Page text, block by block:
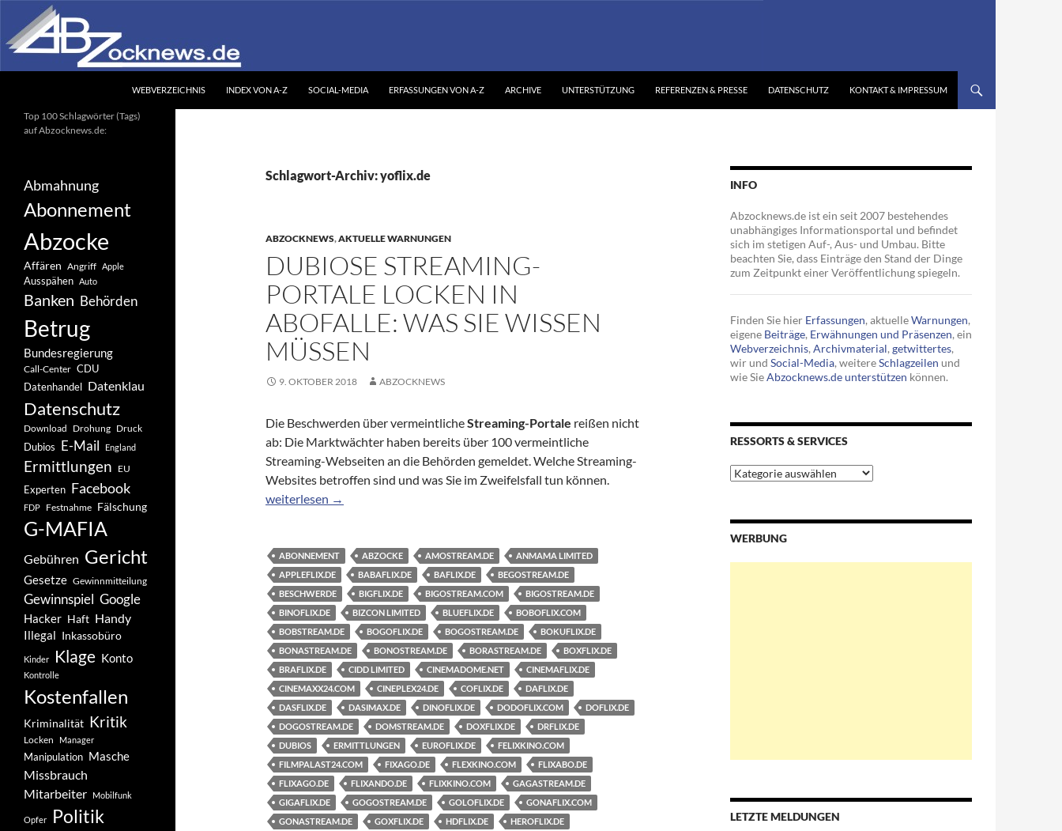
Inhalt
springen
WEBVERZEICHNIS INDEX VON A-Z SOCIAL-MEDIA ERFASSUNGEN VON A-Z ARCHIVE UNTERSTÜTZUNG REFERENZEN & PRESSE DATENSCHUTZ KONTAKT & IMPRESSUM
Schlagwort-Archiv: yoflix.de
ABZOCKNEWS,AKTUELLE WARNUNGEN
DUBIOSE STREAMING-
PORTALE LOCKEN IN
ABOFALLE: WAS SIE WISSEN
MÜSSEN
9. OKTOBER 2018 ABZOCKNEWS
Die Beschwerden über vermeintlicheStreaming-Portale reißen nicht
ab: Die Marktwächter haben bereits über 100 vermeintliche
Streaming-Webseiten an die Behörden gemeldet. Welche Streaming-
Websites betroffen sind und was Sie im Zweifelsfall tun können.
Dubiose Streaming-Portale locken in Abofalle: Was Sie wissen müssen
weiterlesen →
ABONNEMENT ABZOCKE AMOSTREAM.DE
ANMAMA LIMITED
APPLEFLIX.DE
BABAFLIX.DE BAFLIX.DE
BEGOSTREAM.DE
BESCHWERDE
BIGFLIX.DE BIGOSTREAM.COM
BIGOSTREAM.DE
BINOFLIX.DE
BIZCON LIMITED BLUEFLIX.DE
BOBOFLIX.COM
BOBSTREAM.DE
BOGOFLIX.DE BOGOSTREAM.DE
BOKUFLIX.DE
BONASTREAM.DE
BONOSTREAM.DE BORASTREAM.DE
BOXFLIX.DE
BRAFLIX.DE
CIDD LIMITED CINEMADOME.NET
CINEMAFLIX.DE
CINEMAXX24.COM
CINEPLEX24.DE COFLIX.DE
DAFLIX.DE
DASFLIX.DE
DASIMAX.DE DINOFLIX.DE DODOFLIX.COM
DOFLIX.DE
DOGOSTREAM.DE
DOMSTREAM.DE DOXFLIX.DE
DRFLIX.DE
DUBIOS
ERMITTLUNGEN EUROFLIX.DE
FELIXKINO.COM
FILMPALAST24.COM
FIXAGO.DE FLEXKINO.COM
FLIXABO.DE
FLIXAGO.DE
FLIXANDO.DE FLIXKINO.COM
GAGASTREAM.DE
GIGAFLIX.DE
GOGOSTREAM.DE GOLOFLIX.DE
GONAFLIX.COM
GONASTREAM.DE
GOXFLIX.DE HDFLIX.DE
HEROFLIX.DE
INFO
Abzocknews.de ist ein seit 2007 bestehendes
unabhängiges Informationsportal und befindet
sich im stetigen Auf-, Aus- und Umbau. Bitte
beachten Sie, dass Einträge den Stand der Dinge
zum Zeitpunkt einer Veröffentlichung spiegeln.
Finden Sie hier Erfassungen, aktuelleWarnungen,
eigene Beiträge, Erwähnungen und Präsenzen, ein
Webverzeichnis, Archivmaterial, getwittertes,
wir und Social-Media, weitereSchlagzeilen und
wie SieAbzocknews.de unterstützen können.
RESSORTS & SERVICES
Ressorts
&
WERBUNG
LETZTE MELDUNGEN
Ihr unabhängiges
Informationsportal
Top 100 Schlagwörter (Tags)
auf Abzocknews.de:
Abmahnung
Abonnement
Abzocke
Affären Angriff Apple
Ausspähen Auto
Banken Behörden
Betrug
Bundesregierung
Call-Center CDU
Datenhandel Datenklau
Datenschutz
Download Drohung Druck
Dubios E-Mail England
Ermittlungen EU
Experten Facebook
FDP Festnahme Fälschung
G-MAFIA
Gebühren Gericht
Gesetze Gewinnmitteilung
Gewinnspiel Google
Hacker Haft Handy
Illegal Inkassobüro
Kinder Klage Konto
Kontrolle
Kostenfallen
Kriminalität Kritik
Locken Manager
Manipulation Masche
Missbrauch
Mitarbeiter
Mobilfunk
Opfer Politik